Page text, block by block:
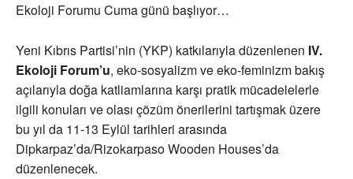
Ekoloji Forumu Cuma günü başlıyor…
Yeni Kıbrıs Partisi’nin (YKP) katkılarıyla düzenlenen IV.
Ekoloji Forum’u, eko-sosyalizm ve eko-feminizm bakış
açılarıyla doğa katliamlarına karşı pratik mücadelelerle
ilgili konuları ve olası çözüm önerilerini tartışmak üzere
bu yıl da 11-13 Eylül tarihleri arasında
Dipkarpaz’da/Rizokarpaso Wooden Houses’da
düzenlenecek.